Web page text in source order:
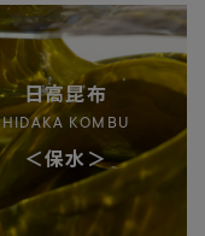
日高昆布
HIDAKA KOMBU
＜保水＞